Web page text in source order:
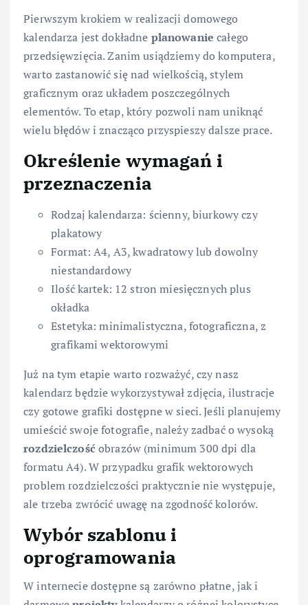
Pierwszym krokiem w realizacji domowego
kalendarza jest dokładne planowanie całego
przedsięwzięcia. Zanim usiądziemy do komputera,
warto zastanowić się nad wielkością, stylem
graficznym oraz układem poszczególnych
elementów. To etap, który pozwoli nam uniknąć
wielu błędów i znacząco przyspieszy dalsze prace.
Określenie wymagań i
przeznaczenia
Rodzaj kalendarza: ścienny, biurkowy czy
plakatowy
Format: A4, A3, kwadratowy lub dowolny
niestandardowy
Ilość kartek: 12 stron miesięcznych plus
okładka
Estetyka: minimalistyczna, fotograficzna, z
grafikami wektorowymi
Już na tym etapie warto rozważyć, czy nasz
kalendarz będzie wykorzystywał zdjęcia, ilustracje
czy gotowe grafiki dostępne w sieci. Jeśli planujemy
umieścić swoje fotografie, należy zadbać o wysoką
rozdzielczość obrazów (minimum 300 dpi dla
formatu A4). W przypadku grafik wektorowych
problem rozdzielczości praktycznie nie występuje,
ale trzeba zwrócić uwagę na zgodność kolorów.
Wybór szablonu i
oprogramowania
W internecie dostępne są zarówno płatne, jak i